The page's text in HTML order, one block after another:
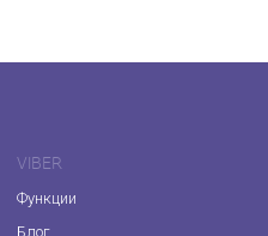
VIBER
Функции
Блог